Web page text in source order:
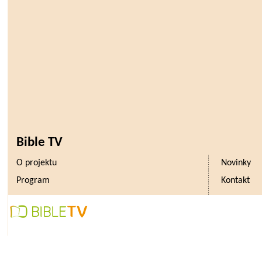
Bible TV
O projektu
Novinky
Program
Kontakt